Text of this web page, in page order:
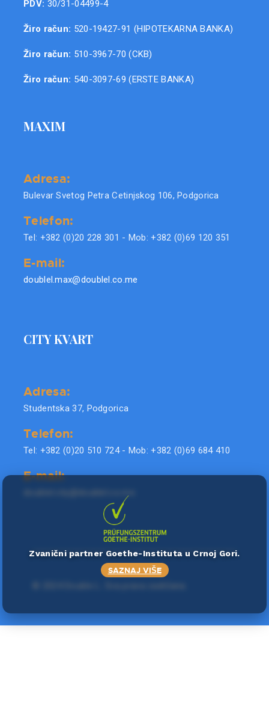
PDV: 30/31-04499-4
Žiro račun: 520-19427-91 (HIPOTEKARNA BANKA)
Žiro račun: 510-3967-70 (CKB)
Žiro račun: 540-3097-69 (ERSTE BANKA)
MAXIM
Adresa:
Bulevar Svetog Petra Cetinjskog 106, Podgorica
Telefon:
Tel: +382 (0)20 228 301 - Mob: +382 (0)69 120 351
E-mail:
doublel.max@doublel.co.me
CITY KVART
Adresa:
Studentska 37, Podgorica
Telefon:
Tel: +382 (0)20 510 724 - Mob: +382 (0)69 684 410
E-mail:
Zvanični partner Goethe-Instituta u Crnoj Gori.
SAZNAJ VIŠE